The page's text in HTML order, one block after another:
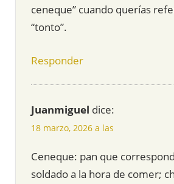
ceneque” cuando querías
“tonto”.
Responder
Juanmiguel dice:
18 marzo, 2026 a las
Ceneque: pan que
soldado a la hora de comer;